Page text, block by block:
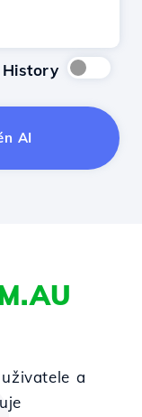
History
AI
a